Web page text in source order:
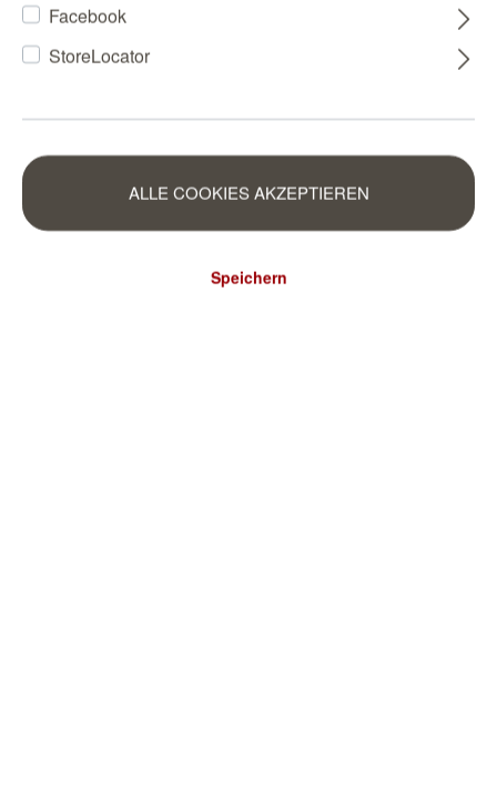
Facebook
StoreLocator
ALLE COOKIES AKZEPTIEREN
Speichern